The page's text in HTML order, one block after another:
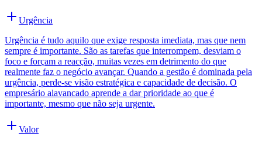
Urgência
Urgência é tudo aquilo que exige resposta imediata, mas que nem
sempre é importante. São as tarefas que interrompem, desviam o
foco e forçam a reacção, muitas vezes em detrimento do que
realmente faz o negócio avançar. Quando a gestão é dominada pela
urgência, perde-se visão estratégica e capacidade de decisão. O
empresário alavancado aprende a dar prioridade ao que é
importante, mesmo que não seja urgente.
Valor